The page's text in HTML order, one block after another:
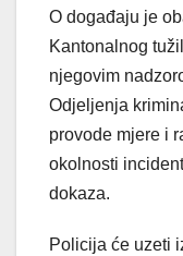
O događaju je
Kantonalnog
njegovim
Odjeljenja
provode mjere i
okolnosti
dokaza.
Policija će uzeti